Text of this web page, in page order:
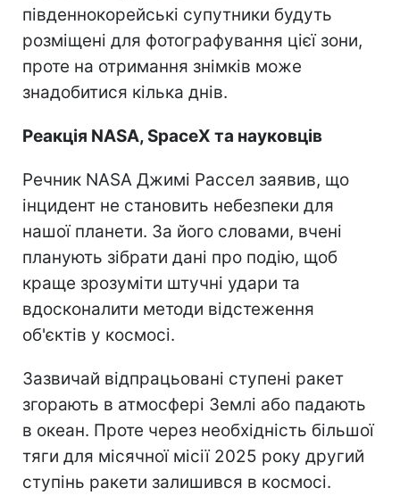
південнокорейські супутники будуть
розміщені для фотографування цієї зони,
проте на отримання знімків може
знадобитися кілька днів.
Реакція NASA, SpaceX та науковців
Речник NASA Джимі Рассел заявив, що
інцидент не становить небезпеки для
нашої планети. За його словами, вчені
планують зібрати дані про подію, щоб
краще зрозуміти штучні удари та
вдосконалити методи відстеження
об'єктів у космосі.
Зазвичай відпрацьовані ступені ракет
згорають в атмосфері Землі або падають
в океан. Проте через необхідність більшої
тяги для місячної місії 2025 року другий
ступінь ракети залишився в космосі.